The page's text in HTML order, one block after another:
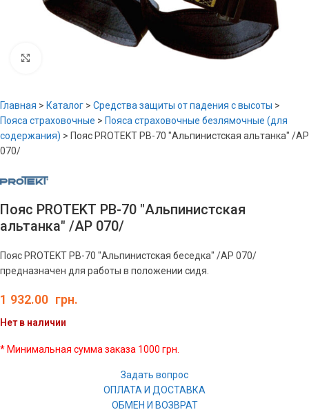
Главная > Каталог > Средства защиты от падения с высоты >
Пояса страховочные > Пояса страховочные безлямочные (для
содержания) > Пояс PROTEKT PB-70 "Альпинистская альтанка" /AP
070/
Пояс PROTEKT PB-70 "Альпинистская
альтанка" /AP 070/
Пояс PROTEKT PB-70 "Альпинистская беседка" /AP 070/
предназначен для работы в положении сидя.
1 932.00 грн.
Нет в наличии
* Минимальная сумма заказа 1000 грн.
Задать вопрос
ОПЛАТА И ДОСТАВКА
ОБМЕН И ВОЗВРАТ